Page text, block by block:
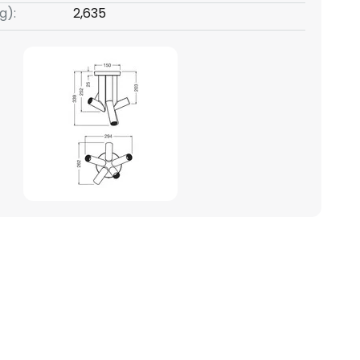
2,635